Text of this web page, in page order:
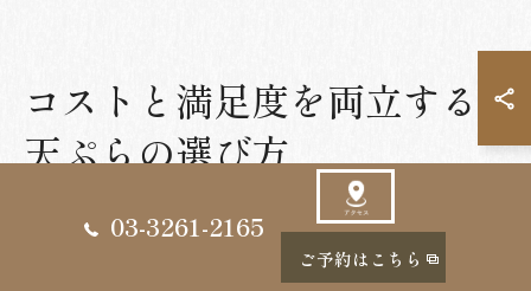
コストと満足度を両立する
天ぷらの選び方
天ぷらコースで価格と満足度を比較す
03-3261-2165
ご予約はこちら